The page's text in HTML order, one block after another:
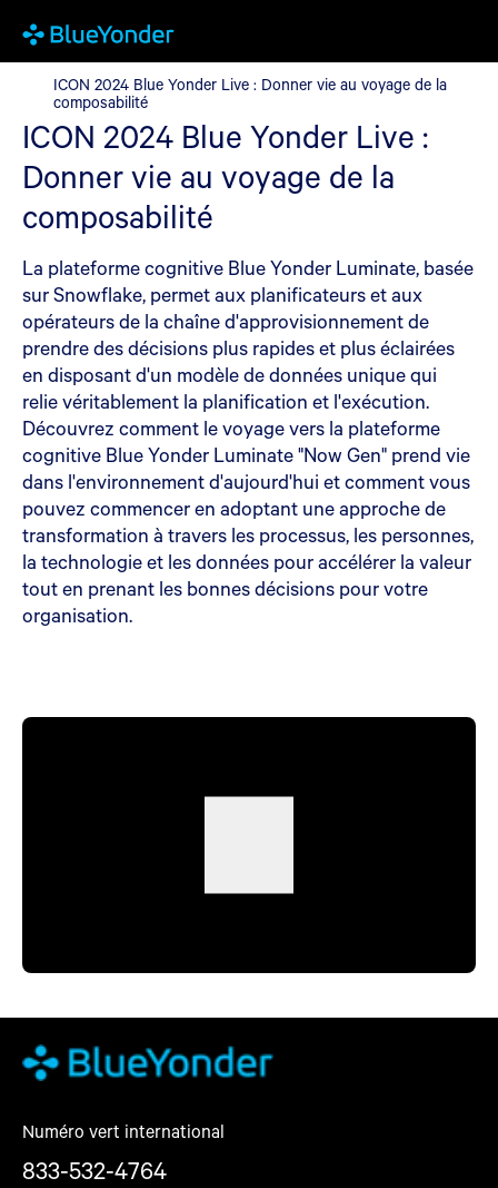
ICON 2024 Blue Yonder Live : Donner vie au voyage de la
ICON 2024 Blue Yonder Live : Donner vie au voyage de la
composabilité
ICON 2024 Blue Yonder Live :
Donner vie au voyage de la
composabilité
La plateforme cognitive Blue Yonder Luminate, basée
sur Snowflake, permet aux planificateurs et aux
opérateurs de la chaîne d'approvisionnement de
prendre des décisions plus rapides et plus éclairées
en disposant d'un modèle de données unique qui
relie véritablement la planification et l'exécution.
Découvrez comment le voyage vers la plateforme
cognitive Blue Yonder Luminate "Now Gen" prend vie
dans l'environnement d'aujourd'hui et comment vous
pouvez commencer en adoptant une approche de
transformation à travers les processus, les personnes,
la technologie et les données pour accélérer la valeur
tout en prenant les bonnes décisions pour votre
organisation.
Numéro vert international
833-532-4764